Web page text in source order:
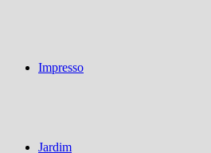
Impresso
Jardim